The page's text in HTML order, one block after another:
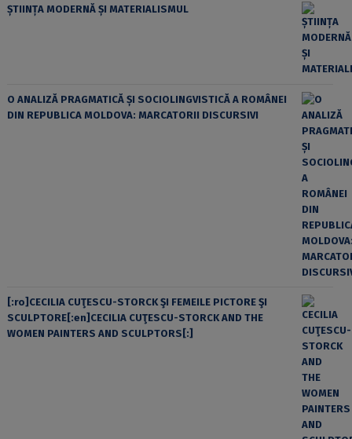
ȘTIINȚA MODERNĂ ȘI MATERIALISMUL
O ANALIZĂ PRAGMATICĂ ȘI SOCIOLINGVISTICĂ A ROMÂNEI
DIN REPUBLICA MOLDOVA: MARCATORII DISCURSIVI
[:ro]CECILIA CUŢESCU-STORCK ŞI FEMEILE PICTORE ŞI
SCULPTORE[:en]CECILIA CUŢESCU-STORCK AND THE
WOMEN PAINTERS AND SCULPTORS[:]